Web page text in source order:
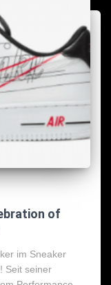
of
im Sneaker
Seit seiner